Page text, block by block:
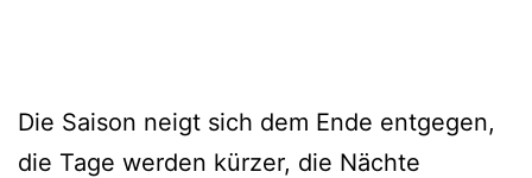
Die Saison neigt sich dem Ende entgegen,
die Tage werden kürzer, die Nächte